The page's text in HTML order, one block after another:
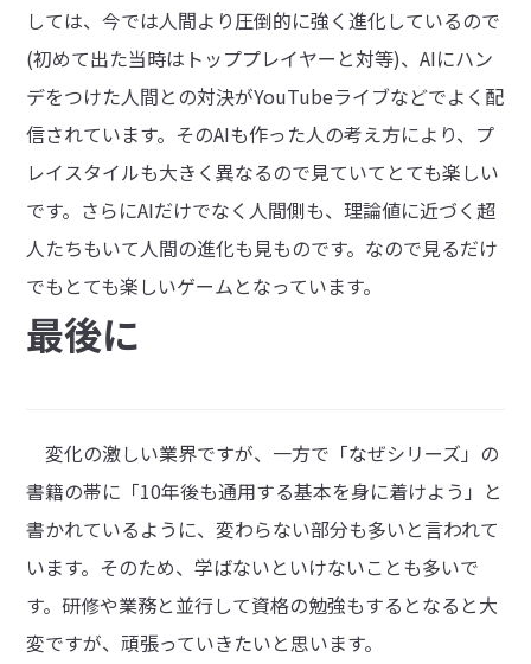
しては、今では人間より圧倒的に強く進化しているので
(初めて出た当時はトッププレイヤーと対等)、AIにハン
デをつけた人間との対決がYouTubeライブなどでよく配
信されています。そのAIも作った人の考え方により、プ
レイスタイルも大きく異なるので見ていてとても楽しい
です。さらにAIだけでなく人間側も、理論値に近づく超
人たちもいて人間の進化も見ものです。なので見るだけ
でもとても楽しいゲームとなっています。
最後に
変化の激しい業界ですが、一方で「なぜシリーズ」の
書籍の帯に「10年後も通用する基本を身に着けよう」と
書かれているように、変わらない部分も多いと言われて
います。そのため、学ばないといけないことも多いで
す。研修や業務と並行して資格の勉強もするとなると大
変ですが、頑張っていきたいと思います。